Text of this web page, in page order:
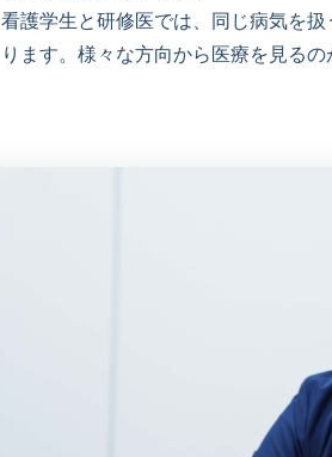
看護学生と研修医では、同じ病気を
ります。様々な方向から医療を見る